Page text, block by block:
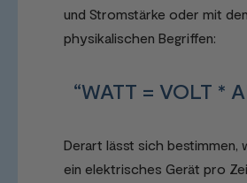
und Stromstärke oder mit den
physikalischen Begriffen:
“WATT = VOLT *
Derart lässt sich bestimmen,
ein elektrisches Gerät pro